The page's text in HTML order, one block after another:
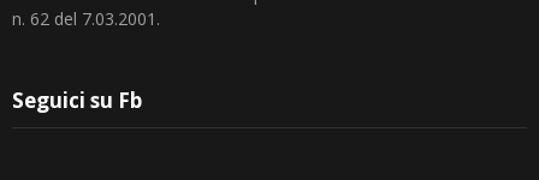
n. 62 del 7.03.2001.
Seguici su Fb